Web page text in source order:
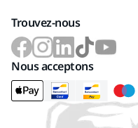
Trouvez-nous
Nous acceptons